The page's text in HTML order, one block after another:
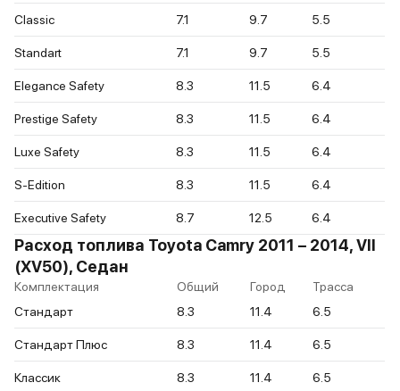
Classic 7.1 9.7 5.5
Standart 7.1 9.7 5.5
Elegance Safety 8.3 11.5 6.4
Prestige Safety 8.3 11.5 6.4
Luxe Safety 8.3 11.5 6.4
S-Edition 8.3 11.5 6.4
Executive Safety 8.7 12.5 6.4
Расход топлива Toyota Camry 2011 – 2014, VII
(XV50), Седан
Комплектация Общий Город
Трасса
Стандарт
8.3 11.4 6.5
Стандарт Плюс 8.3 11.4 6.5
Классик 8.3 11.4 6.5